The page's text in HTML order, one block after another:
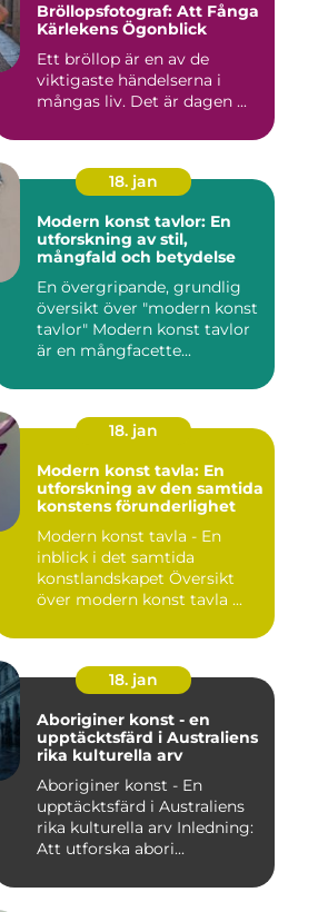
Bröllopsfotograf: Att Fånga
Kärlekens Ögonblick
Ett bröllop är en av de
viktigaste händelserna i
mångas liv. Det är dagen ...
18. jan
Modern konst tavlor: En
utforskning av stil,
mångfald och betydelse
En övergripande, grundlig
översikt över "modern konst
tavlor" Modern konst tavlor
är en mångfacette...
18. jan
Modern konst tavla: En
utforskning av den samtida
konstens förunderlighet
Modern konst tavla - En
inblick i det samtida
konstlandskapet Översikt
över modern konst tavla ...
18. jan
Aboriginer konst - en
upptäcktsfärd i Australiens
rika kulturella arv
Aboriginer konst - En
upptäcktsfärd i Australiens
rika kulturella arv Inledning:
Att utforska abori...